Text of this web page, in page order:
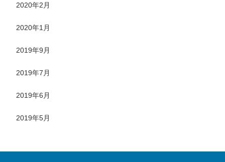
2020年2月
2020年1月
2019年9月
2019年7月
2019年6月
2019年5月